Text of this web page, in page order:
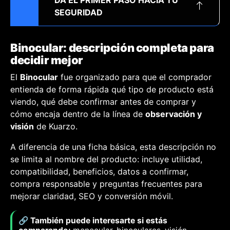
SEGURIDAD
Binocular: descripción completa para
decidir mejor
El Binocular fue organizado para que el comprador
entienda de forma rápida qué tipo de producto está
viendo, qué debe confirmar antes de comprar y
cómo encaja dentro de la línea de observación y
visión de Kuarzo.
A diferencia de una ficha básica, esta descripción no
se limita al nombre del producto: incluye utilidad,
compatibilidad, beneficios, datos a confirmar,
compra responsable y preguntas frecuentes para
mejorar claridad, SEO y conversión móvil.
🔗 También puede interesarte si estás